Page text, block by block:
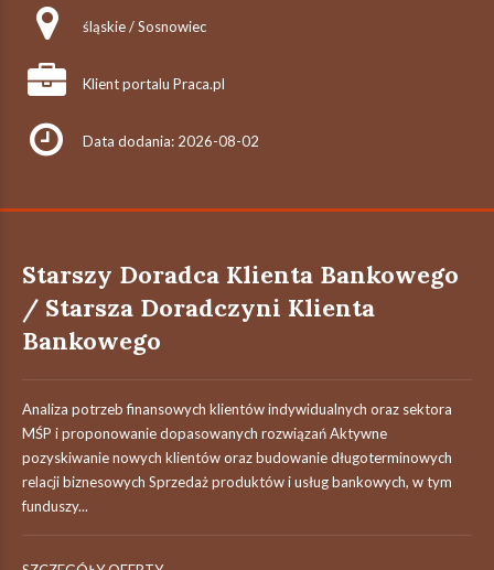
śląskie / Sosnowiec
Klient portalu Praca.pl
Data dodania: 2026-08-02
Starszy Doradca Klienta Bankowego
/ Starsza Doradczyni Klienta
Bankowego
Analiza potrzeb finansowych klientów indywidualnych oraz sektora
MŚP i proponowanie dopasowanych rozwiązań Aktywne
pozyskiwanie nowych klientów oraz budowanie długoterminowych
relacji biznesowych Sprzedaż produktów i usług bankowych, w tym
funduszy...